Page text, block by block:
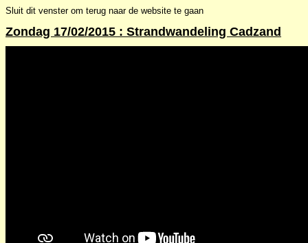
Sluit dit venster om terug naar de website te gaan
Zondag 17/02/2015 : Strandwandeling Cadzand